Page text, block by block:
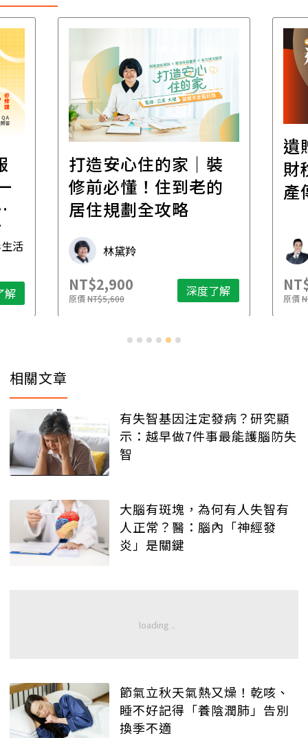
活
解
打造安心住的家｜裝
修前必懂！住到老的
居住規劃全攻略
林黛羚
NT$2,900
原價NT$5,600 深度了解
遺
財
產
原價
相關文章
有失智基因注定發病？研究顯
示：越早做7件事最能護腦防失
智
大腦有斑塊，為何有人失智有
人正常？醫：腦內「神經發
炎」是關鍵
節氣立秋天氣熱又燥！乾咳、
睡不好記得「養陰潤肺」告別
換季不適